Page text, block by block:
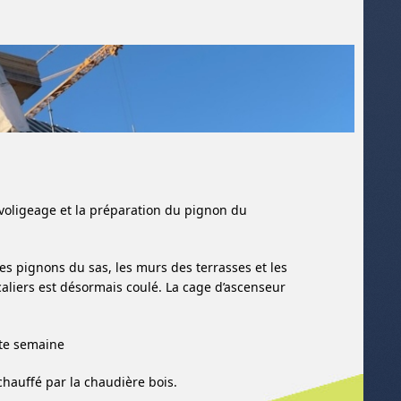
et la préparation du pignon du
pignons du sas, les murs des terrasses et les
est désormais coulé. La cage d’ascenseur
semaine
par la chaudière bois.